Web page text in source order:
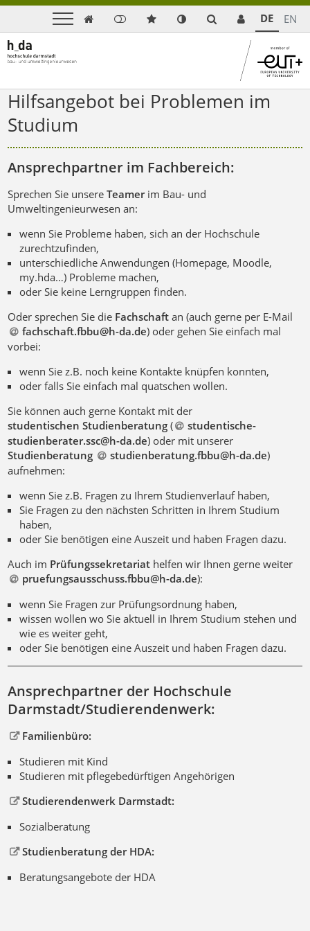
 DE EN
Hilfsangebot bei Problemen im
Studium
Ansprechpartner im Fachbereich:
Sprechen Sie unsereTeamer im Bau- und
Umweltingenieurwesen an:
wenn Sie Probleme haben, sich an der Hochschule
zurechtzufinden,
unterschiedliche Anwendungen (Homepage, Moodle,
my.hda…) Probleme machen,
oder Sie keine Lerngruppen finden.
Oder sprechen Sie die Fachschaftan (auch gerne per E-Mail
fachschaft.fbbu@h-da.de) oder gehen Sie einfach mal
vorbei:
wenn Sie z.B. noch keine Kontakte knüpfen konnten,
oder falls Sie einfach mal quatschen wollen.
Sie können auch gerne Kontakt mit der
studentischen Studienberatung (
studentische-
studienberater.ssc@h-da.de) oder mit unserer
Studienberatung
studienberatung.fbbu@h-da.de)
aufnehmen:
wenn Sie z.B. Fragen zu Ihrem Studienverlauf haben,
Sie Fragen zu den nächsten Schritten in Ihrem Studium
haben,
oder Sie benötigen eine Auszeit und haben Fragen dazu.
Auch im Prüfungssekretariat helfen wir Ihnen gerne weiter
pruefungsausschuss.fbbu@h-da.de):
wenn Sie Fragen zur Prüfungsordnung haben,
wissen wollen wo Sie aktuell in Ihrem Studium stehen und
wie es weiter geht,
oder Sie benötigen eine Auszeit und haben Fragen dazu.
Ansprechpartner der Hochschule
Darmstadt/Studierendenwerk:
Familienbüro:
Studieren mit Kind
Studieren mit pflegebedürftigen Angehörigen
Studierendenwerk Darmstadt:
Sozialberatung
Studienberatung der HDA:
Beratungsangebote der HDA